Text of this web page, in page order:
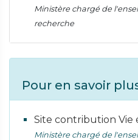
Ministère chargé de
recherche
Pour en savoir
Site contribution
Ministère chargé de